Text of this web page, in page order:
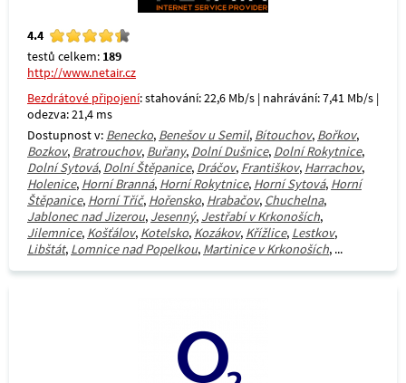
4.4
testů celkem: 189
http://www.netair.cz
Bezdrátové připojení: stahování: 22,6 Mb/s | nahrávání: 7,41 Mb/s |
odezva: 21,4 ms
Dostupnost v: Benecko, Benešov u Semil, Bítouchov, Bořkov,
Bozkov, Bratrouchov, Buřany, Dolní Dušnice, Dolní Rokytnice,
Dolní Sytová, Dolní Štěpanice, Dráčov, Františkov, Harrachov,
Holenice, Horní Branná, Horní Rokytnice, Horní Sytová, Horní
Štěpanice, Horní Tříč, Hořensko, Hrabačov, Chuchelna,
Jablonec nad Jizerou, Jesenný, Jestřabí v Krkonoších,
Jilemnice, Košťálov, Kotelsko, Kozákov, Křížlice, Lestkov,
Libštát, Lomnice nad Popelkou, Martinice v Krkonoších, ...